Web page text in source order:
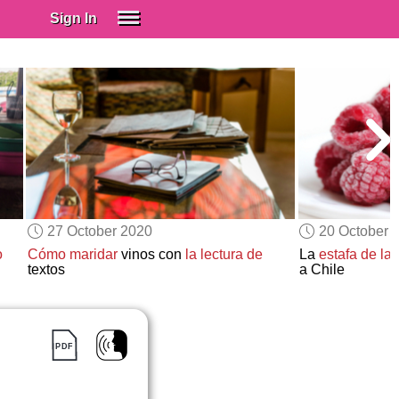
Sign In
Spanish (Spain)
Spanish (Latino)
SUBSCRIBE
EDUCATIONAL LICENSES
GIFT CARDS
OTHER LANGUAGES
27 October 2020
Cómo maridarvinos con la lectura de
textos
20 October
Laestafa de
a Chile